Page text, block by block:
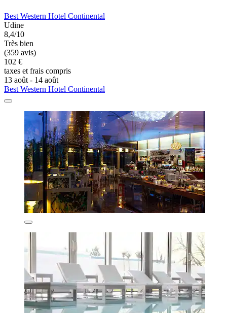
Best Western Hotel Continental
Udine
8,4/10
Très bien
(359 avis)
102 €
taxes et frais compris
13 août - 14 août
Best Western Hotel Continental